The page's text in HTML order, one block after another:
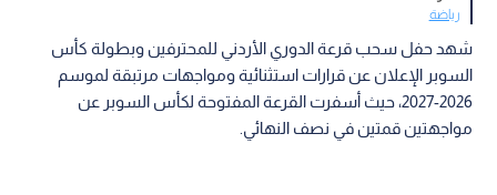
رياضة
شهد حفل سحب قرعة الدوري الأردني للمحترفين وبطولة كأس
السوبر الإعلان عن قرارات استثنائية ومواجهات مرتبقة لموسم
2026-2027، حيث أسفرت القرعة المفتوحة لكأس السوبر عن
مواجهتين قمتين في نصف النهائي.